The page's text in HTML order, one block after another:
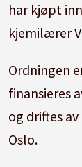
har kjøpt
kjemilærer
Ordningen
finansieres
og driftes
Oslo.